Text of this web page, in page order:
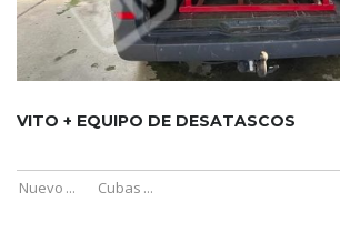
VITO + EQUIPO DE DESATASCOS
Nuevo ... Cubas ...